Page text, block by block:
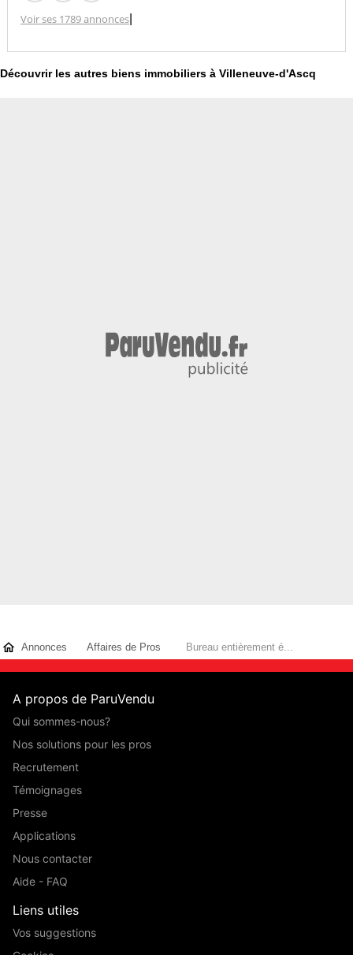
Voir ses 1789 annonces|
Découvrir les autres biens immobiliers à Villeneuve-d'Ascq
Annonces Affaires de Pros Bureau entièrement é...
A propos de ParuVendu
Qui sommes-nous?
Nos solutions pour les pros
Recrutement
Témoignages
Presse
Applications
Nous contacter
Aide - FAQ
Liens utiles
Vos suggestions